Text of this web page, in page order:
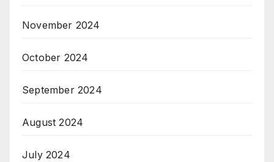
November 2024
October 2024
September 2024
August 2024
July 2024